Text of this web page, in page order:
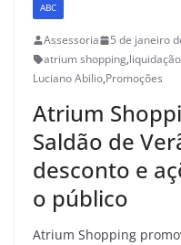
ABC
Assessoria 5 de janeiro
atrium shopping,
Luciano Abilio,Promoções
Atrium
Saldão de
desconto e
o público
Atrium Shopping